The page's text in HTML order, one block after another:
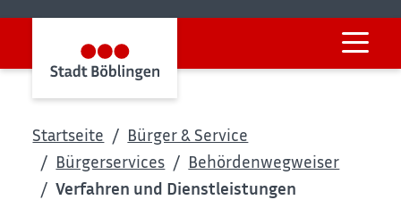
Startseite
Bürger & Service
Bürgerservices
Behördenwegweiser
Verfahren und Dienstleistungen